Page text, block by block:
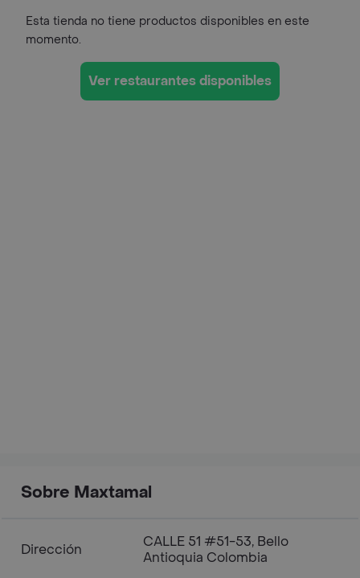
Esta tienda no tiene productos disponibles en este
momento.
Ver restaurantes disponibles
Sobre Maxtamal
Dirección
CALLE 51 #51-53, Bello
Antioquia Colombia